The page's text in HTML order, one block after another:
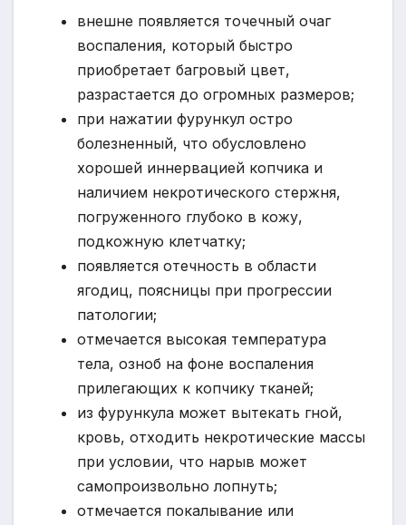
внешне появляется точечный очаг
воспаления, который быстро
приобретает багровый цвет,
разрастается до огромных размеров;
при нажатии фурункул остро
болезненный, что обусловлено
хорошей иннервацией копчика и
наличием некротического стержня,
погруженного глубоко в кожу,
подкожную клетчатку;
появляется отечность в области
ягодиц, поясницы при прогрессии
патологии;
отмечается высокая температура
тела, озноб на фоне воспаления
прилегающих к копчику тканей;
из фурункула может вытекать гной,
кровь, отходить некротические массы
при условии, что нарыв может
самопроизвольно лопнуть;
отмечается покалывание или